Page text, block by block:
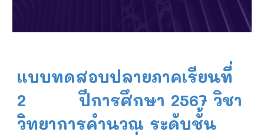
แบบทดสอบปลายภาคเรียนที่
2 ปีการศึกษา 2567 วิชา
วิทยาการคำนวณ ระดับชั้น